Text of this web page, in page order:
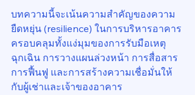
บทความนี้จะเน้นความสำคัญของความ
ยืดหยุ่น (resilience) ในการบริหารอาคาร
ครอบคลุมทั้งแง่มุมของการรับมือเหตุ
ฉุกเฉิน การวางแผนล่วงหน้า การสื่อสาร
การฟื้นฟู และการสร้างความเชื่อมั่นให้
กับผู้เช่าและเจ้าของอาคาร